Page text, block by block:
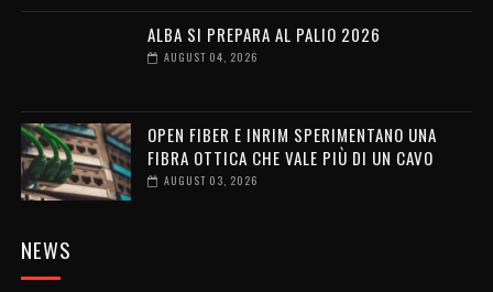
ALBA SI PREPARA AL PALIO 2026
AUGUST 04, 2026
OPEN FIBER E INRIM SPERIMENTANO UNA
FIBRA OTTICA CHE VALE PIÙ DI UN CAVO
AUGUST 03, 2026
NEWS